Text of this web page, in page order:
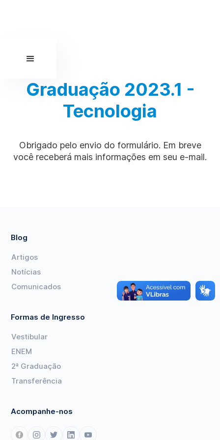
Graduação 2023.1 -
Tecnologia
Obrigado pelo envio do formulário. Em breve
você receberá mais informações em seu e-mail.
Blog
Artigos
Notícias
Comunicados
Formas de Ingresso
Vestibular
ENEM
2ª Graduação
Transferência
Acompanhe-nos